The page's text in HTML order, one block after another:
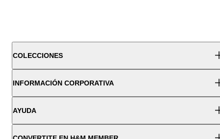
COLECCIONES
INFORMACIÓN CORPORATIVA
AYUDA